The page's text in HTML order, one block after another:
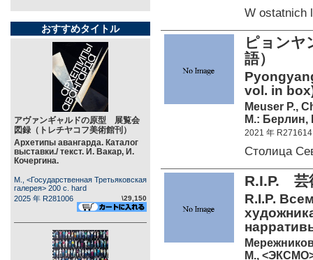
おすすめタイトル
アヴァンギャルドの原型 展覧会
図録（トレチヤコフ美術館刊）
Архетипы авангарда. Каталог
выставки./ текст. И. Вакар, И.
Кочергина.
М., <Государственная Третьяковская
галерея> 200 c. hard
2025 年 R281006
\29,150
W ostatnich
ピョン
語）
vol. in
Meuser P.,
М.: Берлин,
2021 年 R271614
Столица
R.I.P. 芸
R.I.P.
М.,